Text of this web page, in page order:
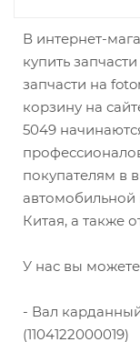
В интернет-
купить
запчасти на
корзину на
5049
покупателям в
автомобильной
Китая, а также
У нас вы можете
- Вал
(1104122000019)